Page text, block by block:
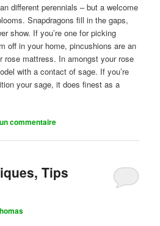
different perennials – but a welcome
Snapdragons fill in the gaps,
show. If you’re one for picking
off in your home, pincushions are an
rose mattress. In amongst your rose
with a contact of sage. If you’re
your sage, it does finest as a
commentaire
Tips